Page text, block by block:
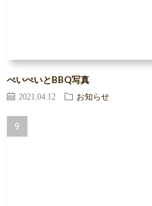
ぺいぺいとBBQ写真
2021.04.12 お知らせ